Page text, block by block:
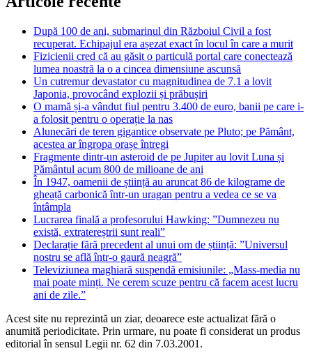
După 100 de ani, submarinul din Războiul Civil a fost
recuperat. Echipajul era așezat exact în locul în care a murit
Fizicienii cred că au găsit o particulă portal care conectează
lumea noastră la o a cincea dimensiune ascunsă
Un cutremur devastator cu magnitudinea de 7.1 a lovit
Japonia, provocând explozii și prăbușiri
O mamă și-a vândut fiul pentru 3.400 de euro, banii pe care i-
a folosit pentru o operație la nas
Alunecări de teren gigantice observate pe Pluto; pe Pământ,
acestea ar îngropa orașe întregi
Fragmente dintr-un asteroid de pe Jupiter au lovit Luna și
Pământul acum 800 de milioane de ani
În 1947, oamenii de știință au aruncat 86 de kilograme de
gheață carbonică într-un uragan pentru a vedea ce se va
întâmpla
Lucrarea finală a profesorului Hawking: ”Dumnezeu nu
există, extratereștrii sunt reali”
Declarație fără precedent al unui om de știință: ”Universul
nostru se află într-o gaură neagră”
Televiziunea maghiară suspendă emisiunile: „Mass-media nu
mai poate minți. Ne cerem scuze pentru că facem acest lucru
ani de zile.”
Acest site nu reprezintă un ziar, deoarece este actualizat fără o
anumită periodicitate. Prin urmare, nu poate fi considerat un produs
editorial în sensul Legii nr. 62 din 7.03.2001.